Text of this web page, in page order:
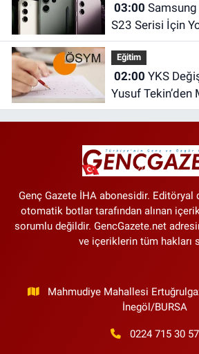
03:00
S23 Serisi İçin
Eğitim
02:00
Yusuf Tekin’den
Öğrenciyi
Genç Gazete İHA abonesidir. Editöryal
otomatik botlar tarafından alınan
sorumlu değildir. GencGazete.net
ve içeriklerin tüm hakları
Mahmudiye Mahallesi
İnegöl/BURSA
0224 715 30 57